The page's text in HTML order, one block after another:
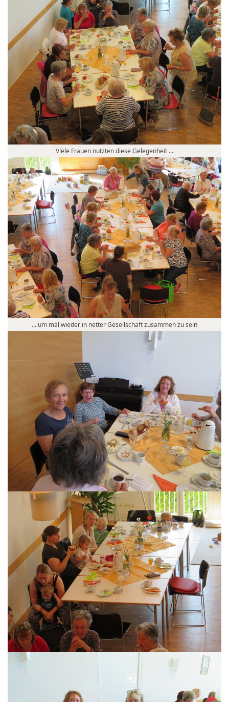
Viele Frauen nutzten diese Gelegenheit ...
... um mal wieder in netter Gesellschaft zusammen zu sein